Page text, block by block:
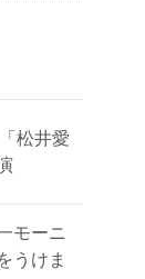
松井愛
モーニ
うけま